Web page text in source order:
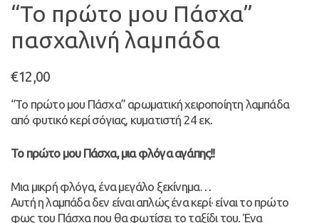
“Το πρώτο μου Πάσχα”
πασχαλινή λαμπάδα
€12,00
“Το πρώτο μου Πάσχα” αρωματική χειροποίητη λαμπάδα
από φυτικό κερί σόγιας, κυματιστή 24 εκ.
Το πρώτο μου Πάσχα, μια φλόγα αγάπης!!
Μια μικρή φλόγα, ένα μεγάλο ξεκίνημα…
Αυτή η λαμπάδα δεν είναι απλώς ένα κερί· είναι το πρώτο
φως του Πάσχα που θα φωτίσει το ταξίδι του. Ένα